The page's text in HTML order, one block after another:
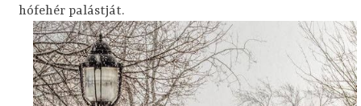
hófehér palástját.